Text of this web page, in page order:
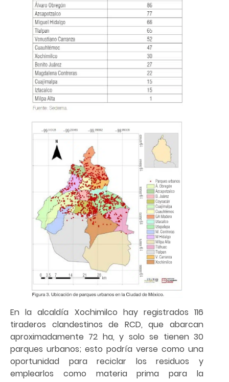
En la alcaldía Xochimilco hay registrados 116
tiraderos clandestinos de RCD, que abarcan
aproximadamente 72 ha, y solo se tienen 30
parques urbanos; esto podría verse como una
oportunidad para reciclar los residuos y
emplearlos como materia prima para la